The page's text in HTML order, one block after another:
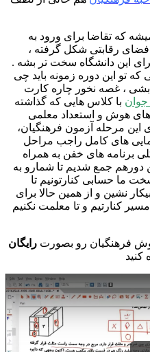
که تقاضا برای ورود به
فضای رقابتی شکل گرفته ،
این دانشگاه سخت تر بشه .
تو این دوره زمونه باید چی
بشی ، غصه نخور چاره کارت
جوان با کلاس هایی که گذاشته
هوش و استعداد معلمی
این مرحله آزمون فرهنگیان،
های کامل راجب مراحل
برنامه های خفن به همراه
دورهم جمع شدیم تا شمارو به
ما حسابی کنارتونیم تا
نشین و از همین حالا برای
کنارتیم و تا معلمت نکنیم
فرهنگیان رو بصورت رایگان
کنید